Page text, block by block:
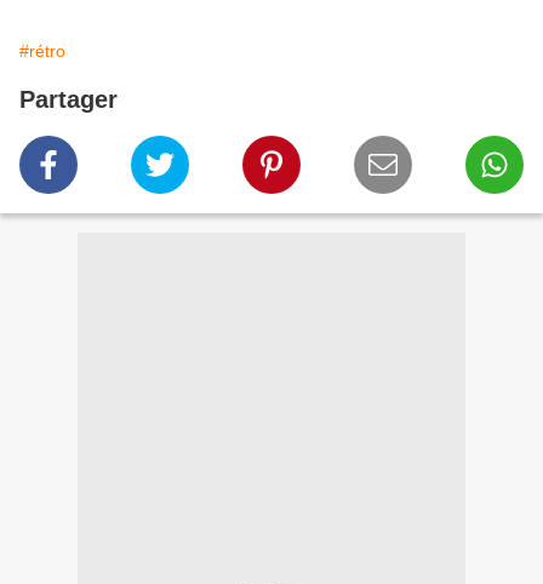
#rétro
Partager